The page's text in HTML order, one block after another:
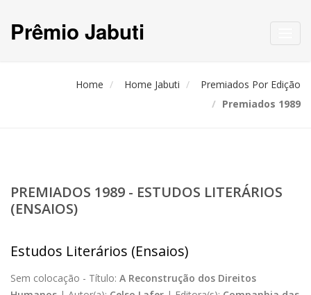
Prêmio Jabuti
Home Home Jabuti
Premiados Por Edição
Premiados 1989
PREMIADOS 1989 - ESTUDOS LITERÁRIOS
(ENSAIOS)
Estudos Literários (Ensaios)
Sem colocação - Título: A Reconstrução dos Direitos